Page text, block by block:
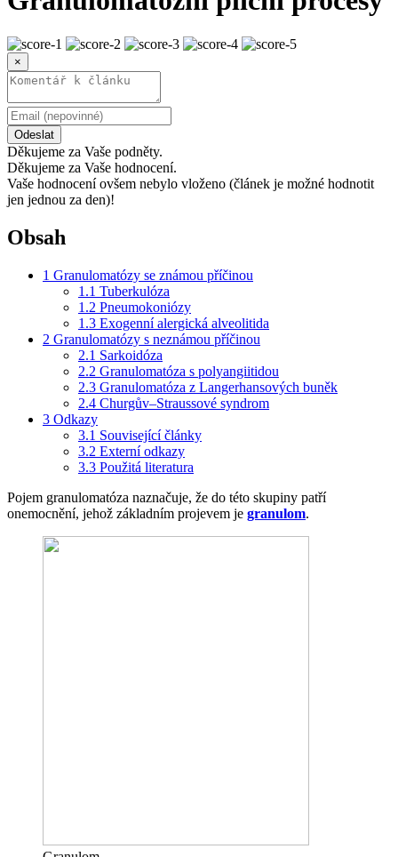
×
Odeslat
Děkujeme za Vaše podněty.
Děkujeme za Vaše hodnocení.
Vaše hodnocení ovšem nebylo vloženo (článek je možné hodnotit
jen jednou za den)!
Obsah
1 Granulomatózy se známou příčinou
1.1 Tuberkulóza
1.2 Pneumokoniózy
1.3 Exogenní alergická alveolitida
2 Granulomatózy s neznámou příčinou
2.1 Sarkoidóza
2.2 Granulomatóza s polyangiitidou
2.3 Granulomatóza z Langerhansových buněk
2.4 Churgův–Straussové syndrom
3 Odkazy
3.1 Související články
3.2 Externí odkazy
3.3 Použitá literatura
Pojem granulomatóza naznačuje, že do této skupiny patří
onemocnění, jehož základním projevem je granulom.